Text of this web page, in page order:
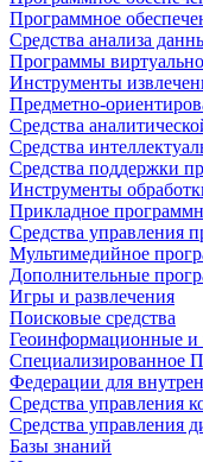
Программное
Средства анализа
Программы
Инструменты
Предметно-
Средства
Средства
Средства поддержки
Инструменты
Прикладное
Средства управления
Мультимедийное
Дополнительные
Игры и развлечения
Поисковые средства
Геоинформационные и
Специализированное
Федерации для
Средства управления
Средства управления
Базы знаний